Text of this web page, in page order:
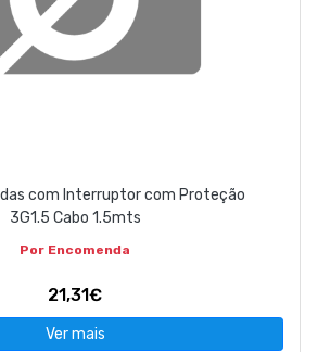
com Interruptor com Proteção
3G1.5 Cabo 1.5mts
Por Encomenda
21,31€
Ver mais